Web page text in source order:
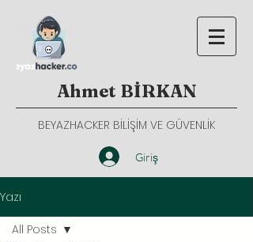
Ahmet BİRKAN
BEYAZHACKER BİLİŞİM VE GÜVENLİK
Giriş
Yazı
All Posts